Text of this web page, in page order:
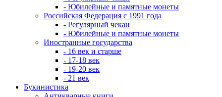
- Юбилейные и памятные монеты
Российская Федерация с 1991 года
- Регулярный чекан
- Юбилейные и памятные монеты
Иностранные государства
- 16 век и старше
- 17-18 век
- 19-20 век
- 21 век
Букинистика